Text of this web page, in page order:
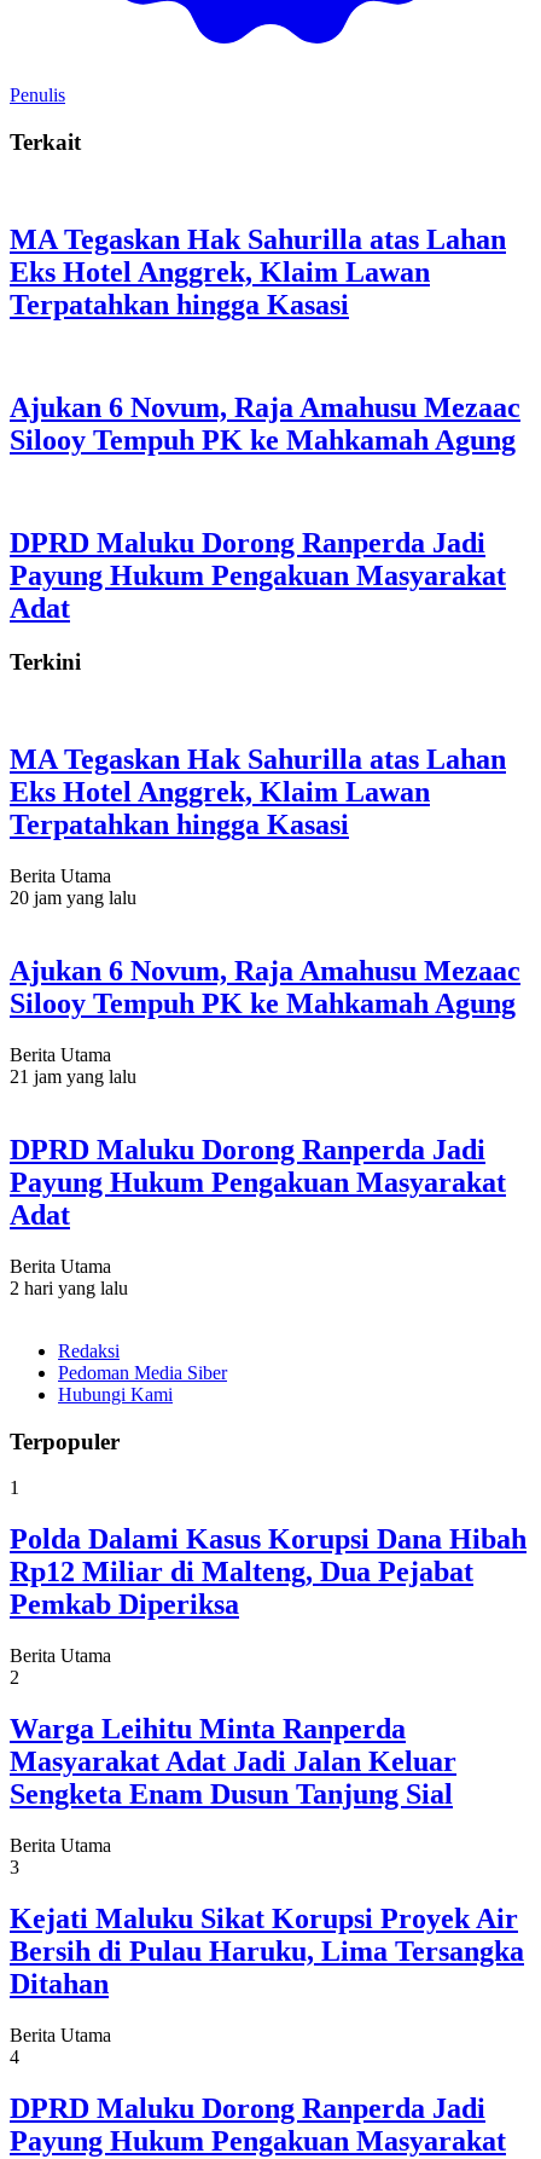
Penulis
Terkait
MA Tegaskan Hak Sahurilla atas Lahan
Eks Hotel Anggrek, Klaim Lawan
Terpatahkan hingga Kasasi
Ajukan 6 Novum, Raja Amahusu Mezaac
Silooy Tempuh PK ke Mahkamah Agung
DPRD Maluku Dorong Ranperda Jadi
Payung Hukum Pengakuan Masyarakat
Adat
Terkini
MA Tegaskan Hak Sahurilla atas Lahan
Eks Hotel Anggrek, Klaim Lawan
Terpatahkan hingga Kasasi
Berita Utama
20 jam yang lalu
Ajukan 6 Novum, Raja Amahusu Mezaac
Silooy Tempuh PK ke Mahkamah Agung
Berita Utama
21 jam yang lalu
DPRD Maluku Dorong Ranperda Jadi
Payung Hukum Pengakuan Masyarakat
Adat
Berita Utama
2 hari yang lalu
Redaksi
Pedoman Media Siber
Hubungi Kami
Terpopuler
1
Polda Dalami Kasus Korupsi Dana Hibah
Rp12 Miliar di Malteng, Dua Pejabat
Pemkab Diperiksa
Berita Utama
2
Warga Leihitu Minta Ranperda
Masyarakat Adat Jadi Jalan Keluar
Sengketa Enam Dusun Tanjung Sial
Berita Utama
3
Kejati Maluku Sikat Korupsi Proyek Air
Bersih di Pulau Haruku, Lima Tersangka
Ditahan
Berita Utama
4
DPRD Maluku Dorong Ranperda Jadi
Payung Hukum Pengakuan Masyarakat